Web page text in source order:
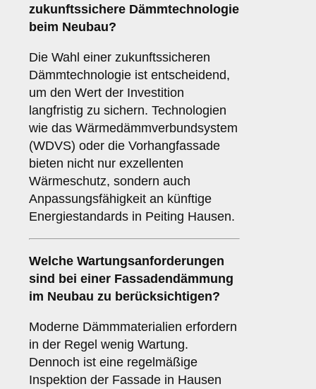
zukunftssichere Dämmtechnologie
beim Neubau?
Die Wahl einer zukunftssicheren
Dämmtechnologie ist entscheidend,
um den Wert der Investition
langfristig zu sichern. Technologien
wie das Wärmedämmverbundsystem
(WDVS) oder die Vorhangfassade
bieten nicht nur exzellenten
Wärmeschutz, sondern auch
Anpassungsfähigkeit an künftige
Energiestandards in Peiting Hausen.
Welche Wartungsanforderungen
sind bei einer Fassadendämmung
im Neubau zu berücksichtigen?
Moderne Dämmmaterialien erfordern
in der Regel wenig Wartung.
Dennoch ist eine regelmäßige
Inspektion der Fassade in Hausen